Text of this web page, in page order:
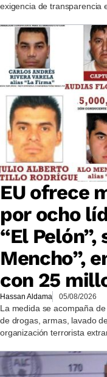
exigencia de transparencia
EU ofrece
por ocho
“El Pelón”,
Mencho”,
con 25
Hassan Aldama 05/08/2026
La medida se acompaña
de drogas, armas, lavado
organización terrorista